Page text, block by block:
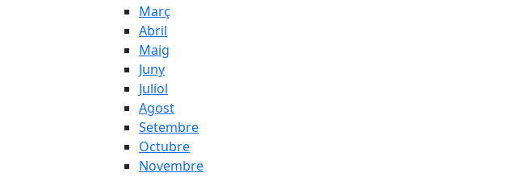
Març
Abril
Maig
Juny
Juliol
Agost
Setembre
Octubre
Novembre